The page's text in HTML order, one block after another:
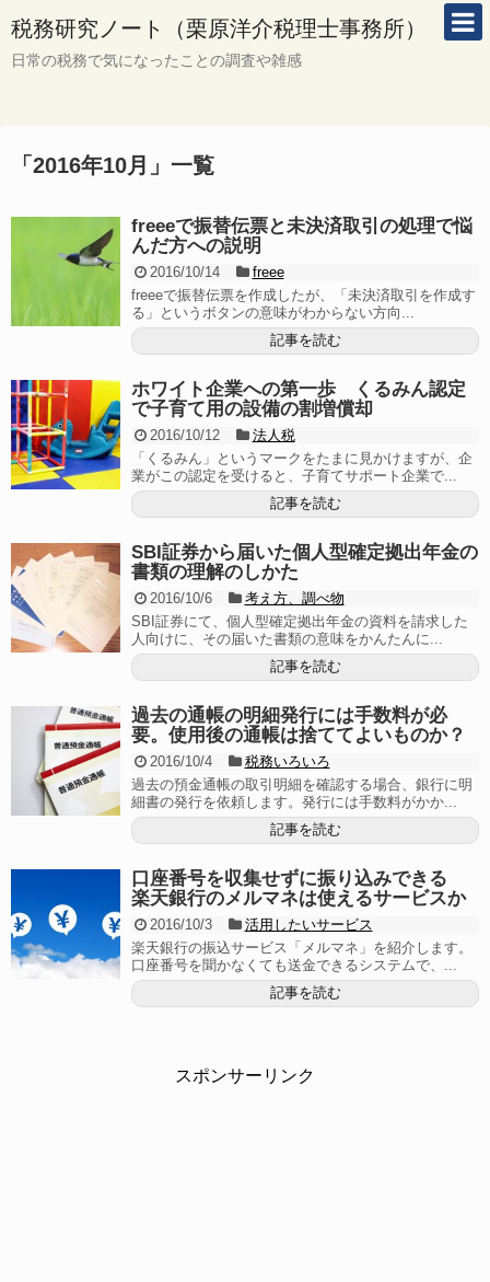
税務研究ノート（栗原洋介税理士事務所）
日常の税務で気になったことの調査や雑感
「 2016年10月 」 一覧
freeeで振替伝票と未決済取引の処理で悩
んだ方への説明
2016/10/14
freee
freeeで振替伝票を作成したが、「未決済取引を作成す
る」というボタンの意味がわからない方向...
記事を読む
ホワイト企業への第一歩 くるみん認定
で子育て用の設備の割増償却
2016/10/12
法人税
「くるみん」というマークをたまに見かけますが、企
業がこの認定を受けると、子育てサポート企業で...
記事を読む
SBI証券から届いた個人型確定拠出年金の
書類の理解のしかた
2016/10/6
考え方、調べ物
SBI証券にて、個人型確定拠出年金の資料を請求した
人向けに、その届いた書類の意味をかんたんに...
記事を読む
過去の通帳の明細発行には手数料が必
要。使用後の通帳は捨ててよいものか？
2016/10/4
税務いろいろ
過去の預金通帳の取引明細を確認する場合、銀行に明
細書の発行を依頼します。発行には手数料がかか...
記事を読む
口座番号を収集せずに振り込みできる
楽天銀行のメルマネは使えるサービスか
2016/10/3
活用したいサービス
楽天銀行の振込サービス「メルマネ」を紹介します。
口座番号を聞かなくても送金できるシステムで、...
記事を読む
スポンサーリンク